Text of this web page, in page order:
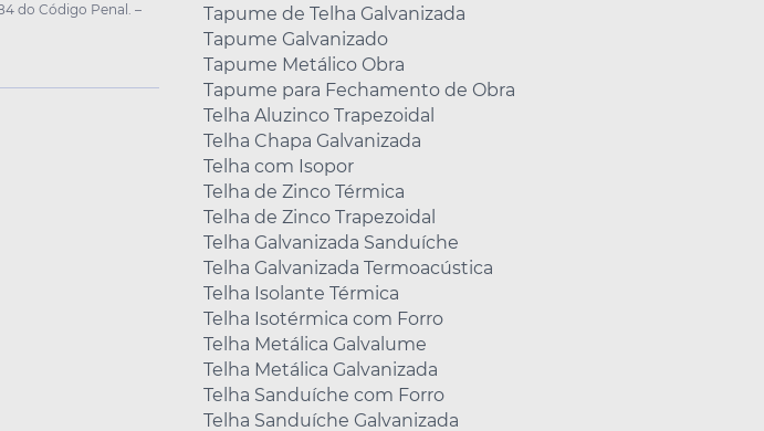
do Código Penal. –
Tapume de Telha Galvanizada
Tapume Galvanizado
Tapume Metálico Obra
Tapume para Fechamento de Obra
Telha Aluzinco Trapezoidal
Telha Chapa Galvanizada
Telha com Isopor
Telha de Zinco Térmica
Telha de Zinco Trapezoidal
Telha Galvanizada Sanduíche
Telha Galvanizada Termoacústica
Telha Isolante Térmica
Telha Isotérmica com Forro
Telha Metálica Galvalume
Telha Metálica Galvanizada
Telha Sanduíche com Forro
Telha Sanduíche Galvanizada